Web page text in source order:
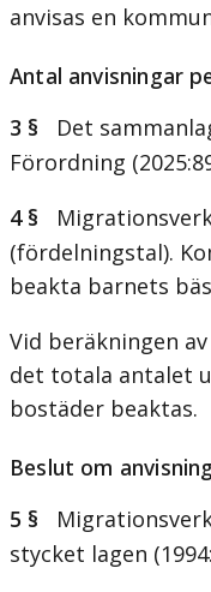
anvisas en
Antal anvisningar
3 § Det
Förordning
4 §
(fördelningstal).
beakta barnets
Vid beräkningen
det totala antalet
bostäder beaktas.
Beslut om
5 §
stycket lagen